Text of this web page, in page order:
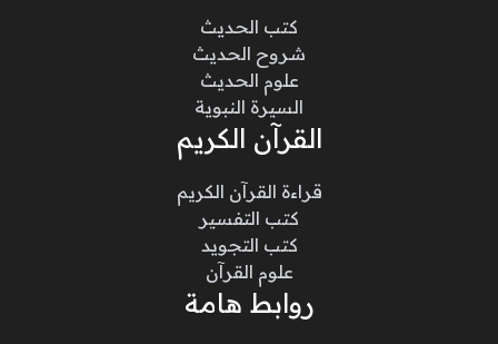
كتب الحديث
شروح الحديث
علوم الحديث
السيرة النبوية
القرآن الكريم
قراءة القرآن الكريم
كتب التفسير
كتب التجويد
علوم القرآن
روابط هامة